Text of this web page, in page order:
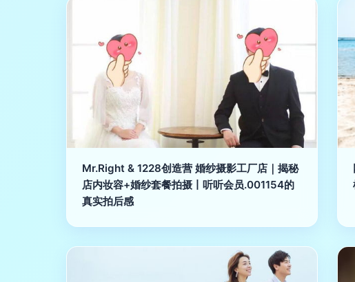
Mr.Right & 1228创造营 婚纱摄影工厂店｜揭秘
店内妆容+婚纱套餐拍摄丨听听会员.001154的
真实拍后感